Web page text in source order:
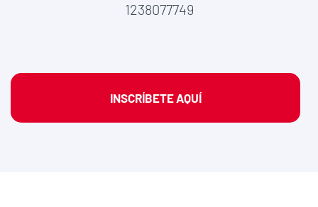
1238077749
INSCRÍBETE AQUÍ